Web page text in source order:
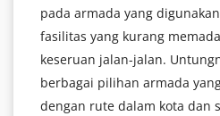
pada armada yang
fasilitas yang kurang
keseruan jalan-jalan.
berbagai pilihan armada
dengan rute dalam kota dan